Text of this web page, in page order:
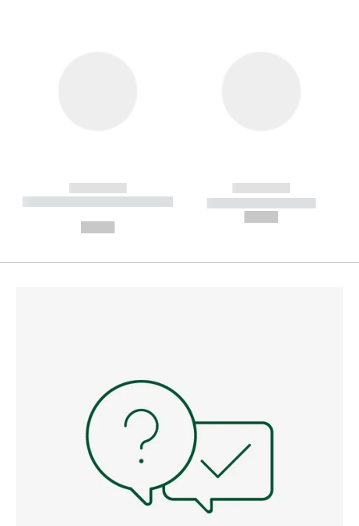
------------
----------- ----------- --------
------------
----------- -----------